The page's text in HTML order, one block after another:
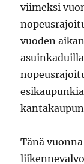
viimeksi
vuoden
Tänä